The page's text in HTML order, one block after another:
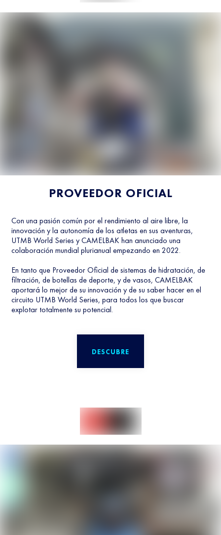
PROVEEDOR OFICIAL
Con una pasión común por el rendimiento al aire libre, la
innovación y la autonomía de los atletas en sus aventuras,
UTMB World Series y CAMELBAK han anunciado una
colaboración mundial plurianual empezando en 2022.
En tanto que Proveedor Oficial de sistemas de hidratación, de
filtración, de botellas de deporte, y de vasos, CAMELBAK
aportará lo mejor de su innovación y de su saber hacer en el
circuito UTMB World Series, para todos los que buscar
explotar totalmente su potencial.
DESCUBRE